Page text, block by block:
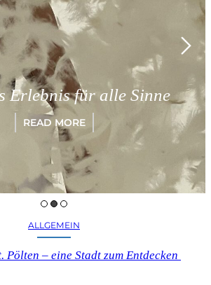
für alle Sinne
ALLGEMEIN
Pölten – eine Stadt zum Entdecken